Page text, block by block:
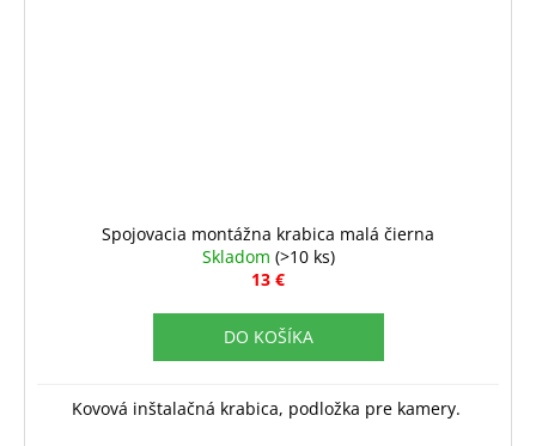
Spojovacia montážna krabica malá čierna
Skladom (>10 ks)
13 €
DO KOŠÍKA
Kovová inštalačná krabica, podložka pre kamery.